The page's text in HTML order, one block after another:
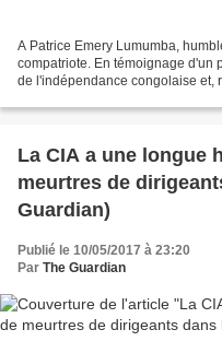
A Patrice Emery Lumumba,
compatriote. En témoignage d'un
de l'indépendance congolaise et,
La CIA a une longue
meurtres de
Guardian)
Publié le 10/05/2017 à 23:20
Par The Guardian